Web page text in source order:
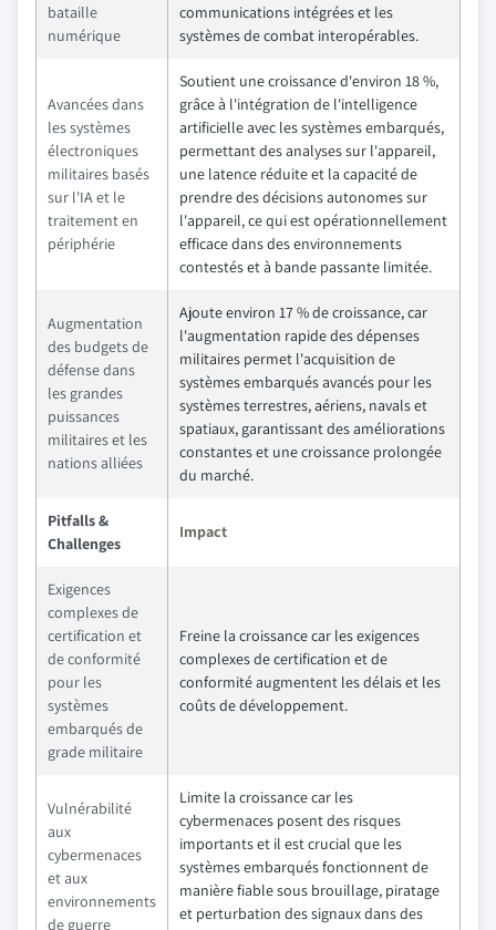
bataille
numérique
communications intégrées et les
systèmes de combat interopérables.
Avancées dans
les systèmes
électroniques
militaires basés
sur l'IA et le
traitement en
périphérie
Soutient une croissance d'environ 18 %,
grâce à l'intégration de l'intelligence
artificielle avec les systèmes embarqués,
permettant des analyses sur l'appareil,
une latence réduite et la capacité de
prendre des décisions autonomes sur
l'appareil, ce qui est opérationnellement
efficace dans des environnements
contestés et à bande passante limitée.
Augmentation
des budgets de
défense dans
les grandes
puissances
militaires et les
nations alliées
Ajoute environ 17 % de croissance, car
l'augmentation rapide des dépenses
militaires permet l'acquisition de
systèmes embarqués avancés pour les
systèmes terrestres, aériens, navals et
spatiaux, garantissant des améliorations
constantes et une croissance prolongée
du marché.
Pitfalls &
Challenges
Impact
Exigences
complexes de
certification et
de conformité
pour les
systèmes
embarqués de
grade militaire
Freine la croissance car les exigences
complexes de certification et de
conformité augmentent les délais et les
coûts de développement.
Vulnérabilité
aux
cybermenaces
et aux
environnements
de guerre
Limite la croissance car les
cybermenaces posent des risques
importants et il est crucial que les
systèmes embarqués fonctionnent de
manière fiable sous brouillage, piratage
et perturbation des signaux dans des